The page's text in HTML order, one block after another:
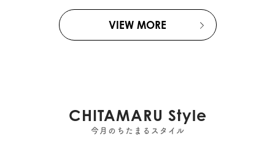
VIEW MORE
CHITAMARU Style
今月のちたまるスタイル